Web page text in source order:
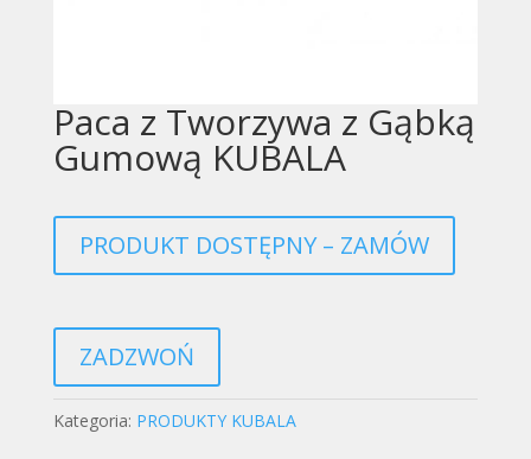
Paca z Tworzywa z Gąbką
Gumową KUBALA
PRODUKT DOSTĘPNY – ZAMÓW
ZADZWOŃ
Kategoria: PRODUKTY KUBALA